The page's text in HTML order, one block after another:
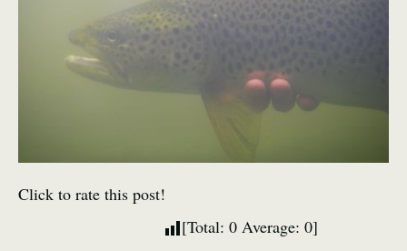
Click to rate this post!
[Total: 0 Average: 0]